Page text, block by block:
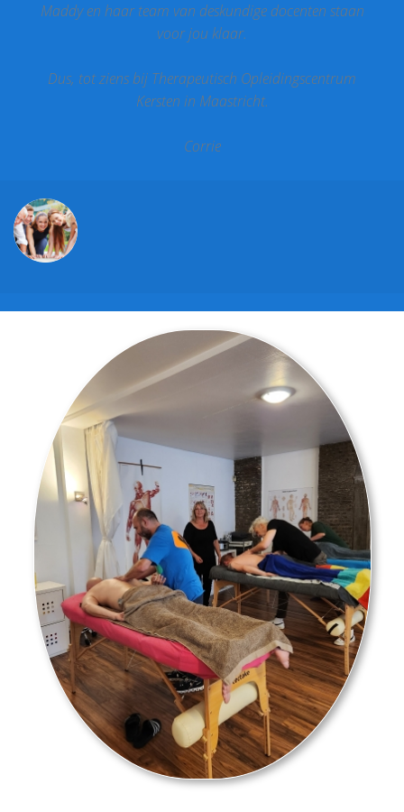
Maddy en haar team van deskundige docenten staan
voor jou klaar.
Dus, tot ziens bij Therapeutisch Opleidingscentrum
Kersten in Maastricht.
Corrie